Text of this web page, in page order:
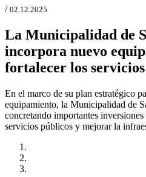
/ 02.12.2025
La Municipalidad de
incorpora nuevo
fortalecer los
En el marco de su plan estratégico
equipamiento, la Municipalidad de
concretando importantes
servicios públicos y mejorar la